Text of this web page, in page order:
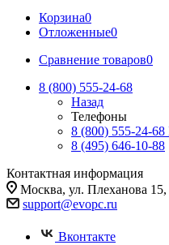
Корзина0
Отложенные0
Сравнение товаров0
8 (800) 555-24-68
Назад
Телефоны
8 (800) 555-24-68
8 (495) 646-10-88
Контактная информация
Москва, ул. Плеханова
support@evopc.ru
Вконтакте